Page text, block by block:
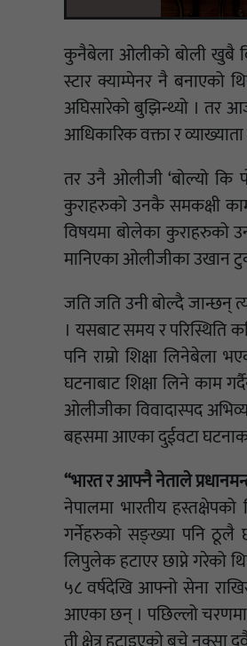
कुनैबेला ओलीको बोली खुबै
स्टार क्याम्पेनर नै बनाएको
अघिसारेको बुझिन्थ्यो । तर
आधिकारिक वक्ता र
तर उनै ओलीजी ‘बोल्यो कि
कुराहरुको उनकै समकक्षी
विषयमा बोलेका कुराहरुको
मानिएका ओलीजीका उखान
जति जति उनी बोल्दै जान्छन्
। यसबाट समय र परिस्थिति
पनि राम्रो शिक्षा
घटनाबाट शिक्षा लिने काम
ओलीजीका विवादास्पद
बहसमा आएका दुईवटा घटनाका
“भारत र आफ्नै नेताले
नेपालमा भारतीय
गर्नेहरुको सङ्ख्या पनि ठूलै
लिपुलेक हटाएर छाप्ने गरेको
५८ वर्षदेखि आफ्नो सेना
आएका छन् । पछिल्लो चरणमा